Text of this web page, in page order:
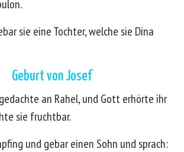
sie eine Tochter, welche sie Dina
Geburt von Josef
an Rahel, und Gott erhörte ihr
sie fruchtbar.
und gebar einen Sohn und sprach: